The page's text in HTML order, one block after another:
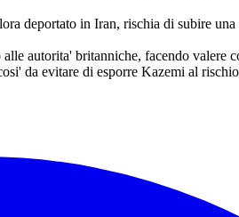
deportato in Iran, rischia di subire
autorita' britanniche, facendo valere
da evitare di esporre Kazemi al